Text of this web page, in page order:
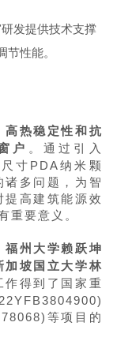
节性能。
高热稳定性和抗
户 。通过引入
寸PDA纳米颗
多问题，为智
高建筑能源效
重要意义。
福州大学赖跃坤
加坡国立大学林
作得到了国家重
等项目的